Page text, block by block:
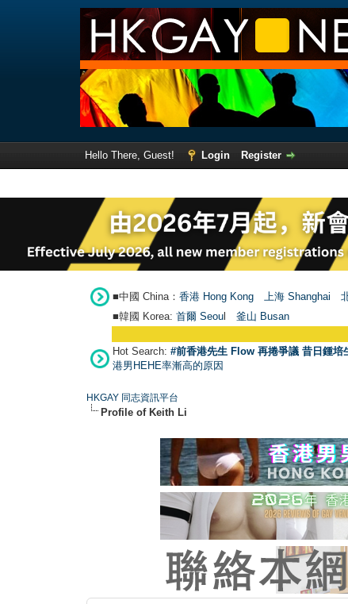
Hello There, Guest! Login
Register
■中國 China： 香港 Hong Kong 上海 Shanghai
■韓國 Korea: 首爾 Seou 釜山 Busan
Hot Search: #前香港先生 Flow 再捲爭議 昔日鍾
港男HEHE率漸高的原因
HKGAY 同志資訊平台
Profile of Keith Li